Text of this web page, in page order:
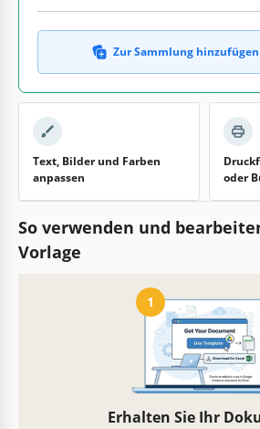
Zur Sammlung hinzufügen
Text, Bilder und Farben
anpassen
oder
So verwenden und
Vorlage
1
Erhalten Sie Ihr